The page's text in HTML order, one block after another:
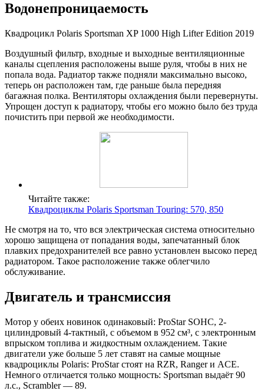
Водонепроницаемость
Квадроцикл Polaris Sportsman XP 1000 High Lifter Edition 2019
Воздушный фильтр, входные и выходные вентиляционные
каналы сцепления расположены выше руля, чтобы в них не
попала вода. Радиатор также подняли максимально высоко,
теперь он расположен там, где раньше была передняя
багажная полка. Вентиляторы охлаждения были перевернуты.
Упрощен доступ к радиатору, чтобы его можно было без труда
почистить при первой же необходимости.
Читайте также:
Квадроциклы Polaris Sportsman Touring: 570, 850
Не смотря на то, что вся электрическая система относительно
хорошо защищена от попадания воды, запечатанный блок
плавких предохранителей все равно установлен высоко перед
радиатором. Такое расположение также облегчило
обслуживание.
Двигатель и трансмиссия
Мотор у обеих новинок одинаковый: ProStar SOHC, 2-
цилиндровый 4-тактный, с объемом в 952 см³, с электронным
впрыском топлива и жидкостным охлаждением. Такие
двигатели уже больше 5 лет ставят на самые мощные
квадроциклы Polaris: ProStar стоят на RZR, Ranger и ACE.
Немного отличается только мощность: Sportsman выдаёт 90
л.с., Scrambler — 89.